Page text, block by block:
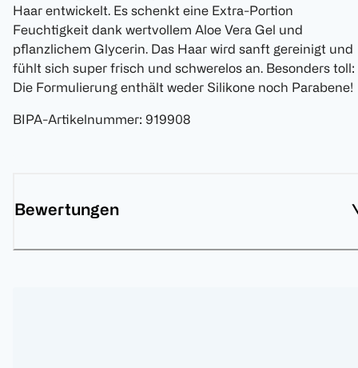
Haar entwickelt. Es schenkt eine Extra-Portion
Feuchtigkeit dank wertvollem Aloe Vera Gel und
pflanzlichem Glycerin. Das Haar wird sanft gereinigt und
fühlt sich super frisch und schwerelos an. Besonders toll:
Die Formulierung enthält weder Silikone noch Parabene!
BIPA-Artikelnummer: 919908
Bewertungen